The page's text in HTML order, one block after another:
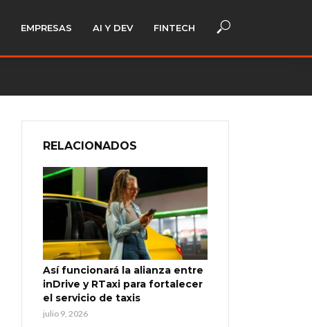
EMPRESAS AI Y DEV FINTECH
RELACIONADOS
Así funcionará la alianza entre
inDrive y RTaxi para fortalecer
el servicio de taxis
julio 9, 2026